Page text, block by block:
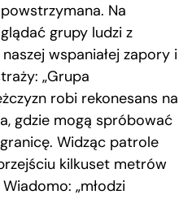
Na
grupy ludzi z
wspaniałej zapory i
„Grupa
robi rekonesans na
gdzie mogą spróbować
Widząc patrole
kilkuset metrów
„młodzi